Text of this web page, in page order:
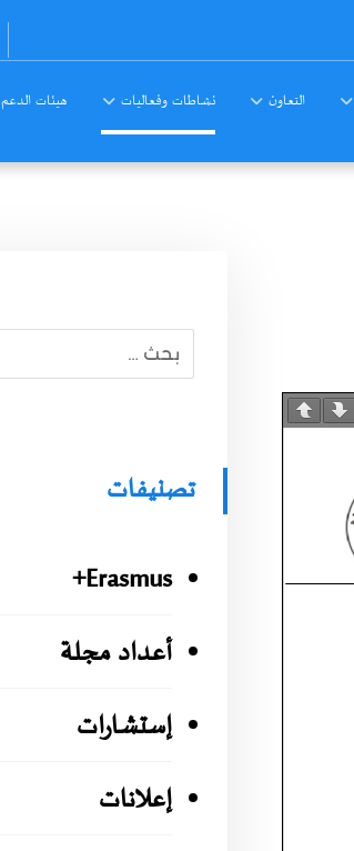
التعاون نشاطات وفعاليات هيئات الدعم
تصنيفات
Erasmus+
أعداد مجلة
إستشارات
إعلانات